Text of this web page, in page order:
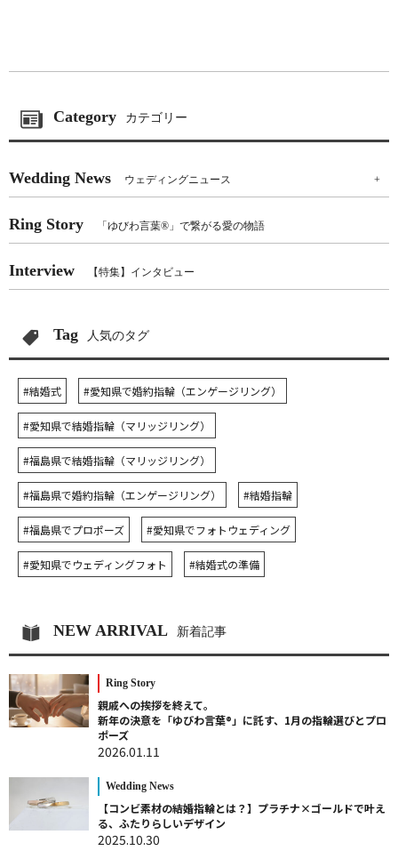
06-7777-7370
受付時間 11:00〜19:00/火曜日定休
よくあるご質問 | 会社概要
Category カテゴリー
Wedding News ウェディングニュース +
Ring Story 「ゆびわ言葉®」で繋がる愛の物語
Interview 【特集】インタビュー
Tag 人気のタグ
#結婚式 #愛知県で婚約指輪（エンゲージリング）
#愛知県で結婚指輪（マリッジリング）
#福島県で結婚指輪（マリッジリング）
#福島県で婚約指輪（エンゲージリング） #結婚指輪
#福島県でプロポーズ #愛知県でフォトウェディング
#愛知県でウェディングフォト #結婚式の準備
NEW ARRIVAL 新着記事
Ring Story
親戚への挨拶を終えて。
新年の決意を「ゆびわ言葉®」に託す、1月の指輪選びとプロ
ポーズ
2026.01.11
Wedding News
【コンビ素材の結婚指輪とは？】プラチナ×ゴールドで叶え
る、ふたりらしいデザイン
2025.10.30